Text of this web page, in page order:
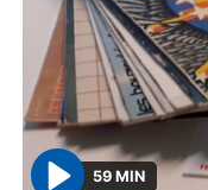
59 MIN